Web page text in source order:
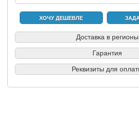
ХОЧУ ДЕШЕВЛЕ
Доставка в регионы
Гарантия
Реквизиты для